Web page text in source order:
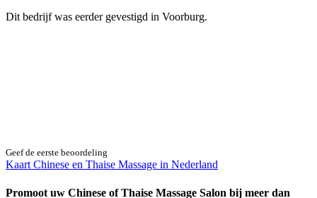
Dit bedrijf was eerder gevestigd in Voorburg.
Geef de eerste beoordeling
Kaart Chinese en Thaise Massage in Nederland
Promoot uw Chinese of Thaise Massage Salon bij meer dan